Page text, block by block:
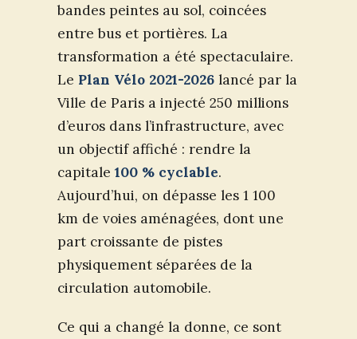
bandes peintes au sol, coincées
entre bus et portières. La
transformation a été spectaculaire.
Le Plan Vélo 2021-2026 lancé par la
Ville de Paris a injecté 250 millions
d’euros dans l’infrastructure, avec
un objectif affiché : rendre la
capitale 100 % cyclable.
Aujourd’hui, on dépasse les 1 100
km de voies aménagées, dont une
part croissante de pistes
physiquement séparées de la
circulation automobile.
Ce qui a changé la donne, ce sont